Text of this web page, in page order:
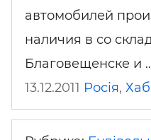
автомобилей
наличия в со
Благовещенске и
13.12.2011 Росія,